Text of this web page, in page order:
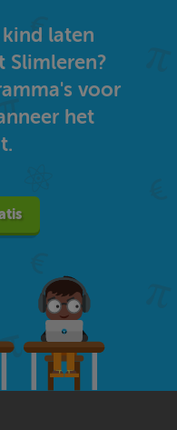
laten
Slimleren?
voor
het